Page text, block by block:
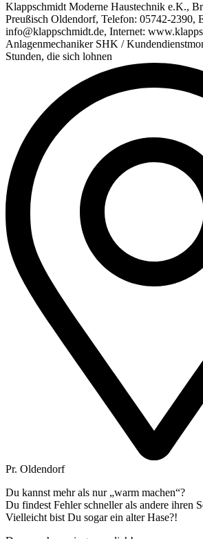
Klappschmidt Moderne Haustechnik e.K.,
Preußisch Oldendorf, Telefon: 05742-2390,
info@klappschmidt.de, Internet:
Anlagenmechaniker SHK /
Stunden, die sich lohnen
Pr. Oldendorf
Du kannst mehr als nur „warm machen“?
Du findest Fehler schneller als andere ihren
Vielleicht bist Du sogar ein alter Hase?!